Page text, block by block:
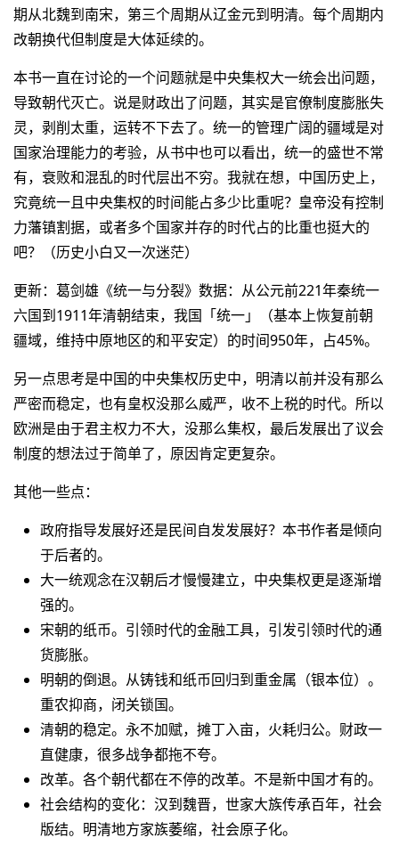
期从北魏到南宋，第三个周期从辽金元到明清。每个周期内
改朝换代但制度是大体延续的。
本书一直在讨论的一个问题就是中央集权大一统会出问题，
导致朝代灭亡。说是财政出了问题，其实是官僚制度膨胀失
灵，剥削太重，运转不下去了。统一的管理广阔的疆域是对
国家治理能力的考验，从书中也可以看出，统一的盛世不常
有，衰败和混乱的时代层出不穷。我就在想，中国历史上，
究竟统一且中央集权的时间能占多少比重呢？皇帝没有控制
力藩镇割据，或者多个国家并存的时代占的比重也挺大的
吧？（历史小白又一次迷茫）
更新：葛剑雄《统一与分裂》数据：从公元前221年秦统一
六国到1911年清朝结束，我国「统一」（基本上恢复前朝
疆域，维持中原地区的和平安定）的时间950年，占45%。
另一点思考是中国的中央集权历史中，明清以前并没有那么
严密而稳定，也有皇权没那么威严，收不上税的时代。所以
欧洲是由于君主权力不大，没那么集权，最后发展出了议会
制度的想法过于简单了，原因肯定更复杂。
其他一些点：
政府指导发展好还是民间自发发展好？本书作者是倾向
于后者的。
大一统观念在汉朝后才慢慢建立，中央集权更是逐渐增
强的。
宋朝的纸币。引领时代的金融工具，引发引领时代的通
货膨胀。
明朝的倒退。从铸钱和纸币回归到重金属（银本位）。
重农抑商，闭关锁国。
清朝的稳定。永不加赋，摊丁入亩，火耗归公。财政一
直健康，很多战争都拖不夸。
改革。各个朝代都在不停的改革。不是新中国才有的。
社会结构的变化：汉到魏晋，世家大族传承百年，社会
版结。明清地方家族萎缩，社会原子化。